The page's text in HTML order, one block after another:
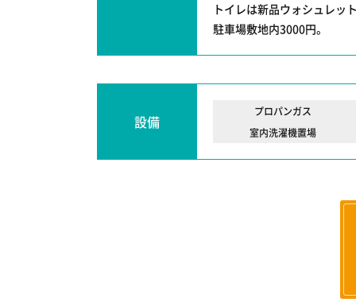
トイレは新品ウォシュレッ
駐車場敷地内3000円。
設備
プロパンガス
室内洗濯機置場